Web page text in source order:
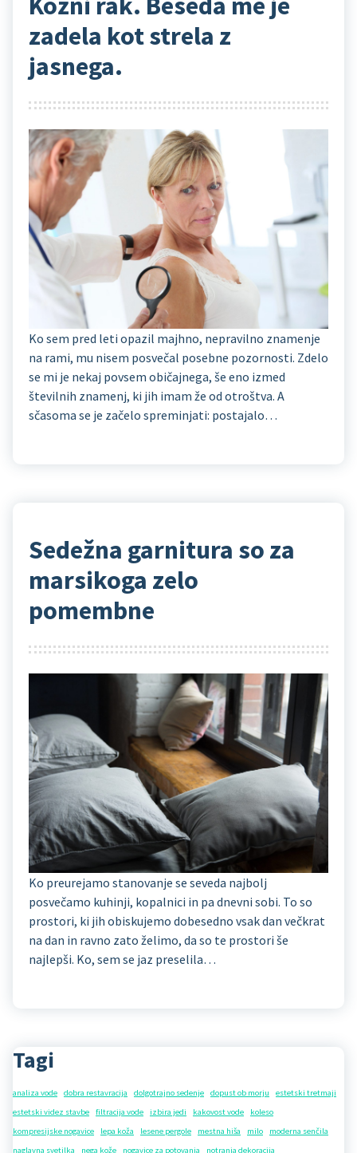
zadela kot strela z
jasnega.
Ko sem pred leti opazil majhno, nepravilno znamenje
na rami, mu nisem posvečal posebne pozornosti. Zdelo
se mi je nekaj povsem običajnega, še eno izmed
številnih znamenj, ki jih imam že od otroštva. A
sčasoma se je začelo spreminjati: postajalo…
Sedežna garnitura so za
marsikoga zelo
pomembne
Ko preurejamo stanovanje se seveda najbolj
posvečamo kuhinji, kopalnici in pa dnevni sobi. To so
prostori, ki jih obiskujemo dobesedno vsak dan večkrat
na dan in ravno zato želimo, da so te prostori še
najlepši. Ko, sem se jaz preselila…
Tagi
analiza vode dobra restavracija dolgotrajno sedenje dopust ob morju
estetski tretmaji
estetski videz stavbe
filtracija vode izbira jedi kakovost vode
koleso
kompresijske nogavice
lepa koža lesene pergole mestna hiša milo
moderna senčila
naglavna svetilka
nega kože nogavice za potovanja notranja dekoracija